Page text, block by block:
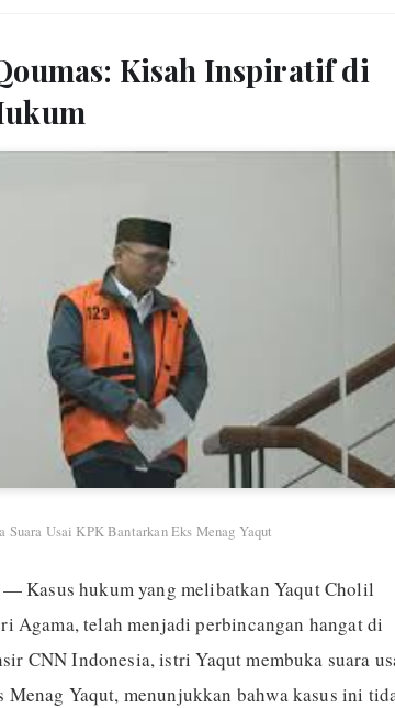
Kisah Inspiratif di
Usai KPK Bantarkan Eks Menag Yaqut
— Kasus hukum yang melibatkan Yaqut Cholil
Agama, telah menjadi perbincangan hangat di
CNN Indonesia, istri Yaqut membuka suara
Menag Yaqut, menunjukkan bahwa kasus ini